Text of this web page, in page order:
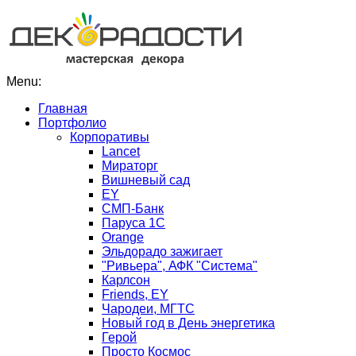
Menu:
Главная
Портфолио
Корпоративы
Lancet
Мираторг
Вишневый сад
EY
СМП-Банк
Паруса 1С
Orange
Эльдорадо зажигает
"Ривьера", АФК "Система"
Карлсон
Friends, EY
Чародеи, МГТС
Новый год в День энергетика
Герой
Просто Космос